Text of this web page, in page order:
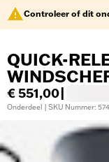
Controleer of dit
QUICK-
€ 551,00
Onderdeel | SKU Nummer: